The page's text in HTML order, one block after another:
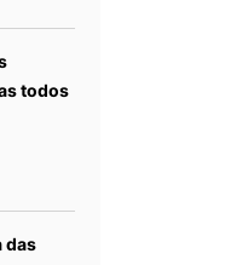
todos
das